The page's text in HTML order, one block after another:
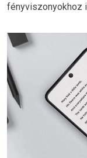
fényviszonyokhoz